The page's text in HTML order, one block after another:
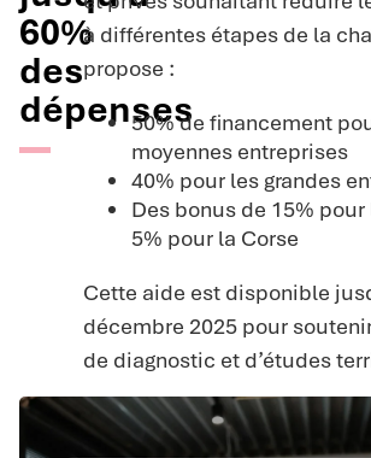
60%
des
dépenses
à différentes étapes de la
propose :
50% de financement
moyennes entreprises
40% pour les grandes
Des bonus de 15%
5% pour la Corse
Cette aide est disponible
décembre 2025 pour
de diagnostic et d’études